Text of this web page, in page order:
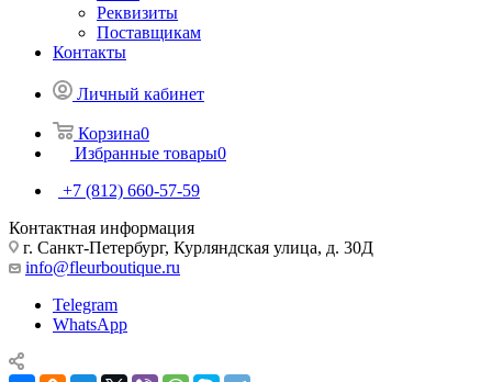
Реквизиты
Поставщикам
Контакты
Личный кабинет
Корзина0
Избранные товары0
+7 (812) 660-57-59
Контактная информация
г. Санкт-Петербург, Курляндская улица, д. 30Д
info@fleurboutique.ru
Telegram
WhatsApp